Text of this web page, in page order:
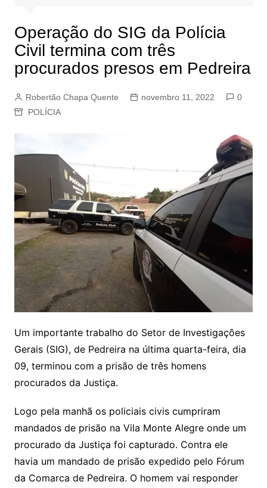
Operação do SIG da Polícia
Civil termina com três
procurados presos em Pedreira
Robertão Chapa Quente novembro 11, 2022
0
POLÍCIA
Um importante trabalho do Setor de Investigações
Gerais (SIG), de Pedreira na última quarta-feira, dia
09, terminou com a prisão de três homens
procurados da Justiça.
Logo pela manhã os policiais civis cumpriram
mandados de prisão na Vila Monte Alegre onde um
procurado da Justiça foi capturado. Contra ele
havia um mandado de prisão expedido pelo Fórum
da Comarca de Pedreira. O homem vai responder